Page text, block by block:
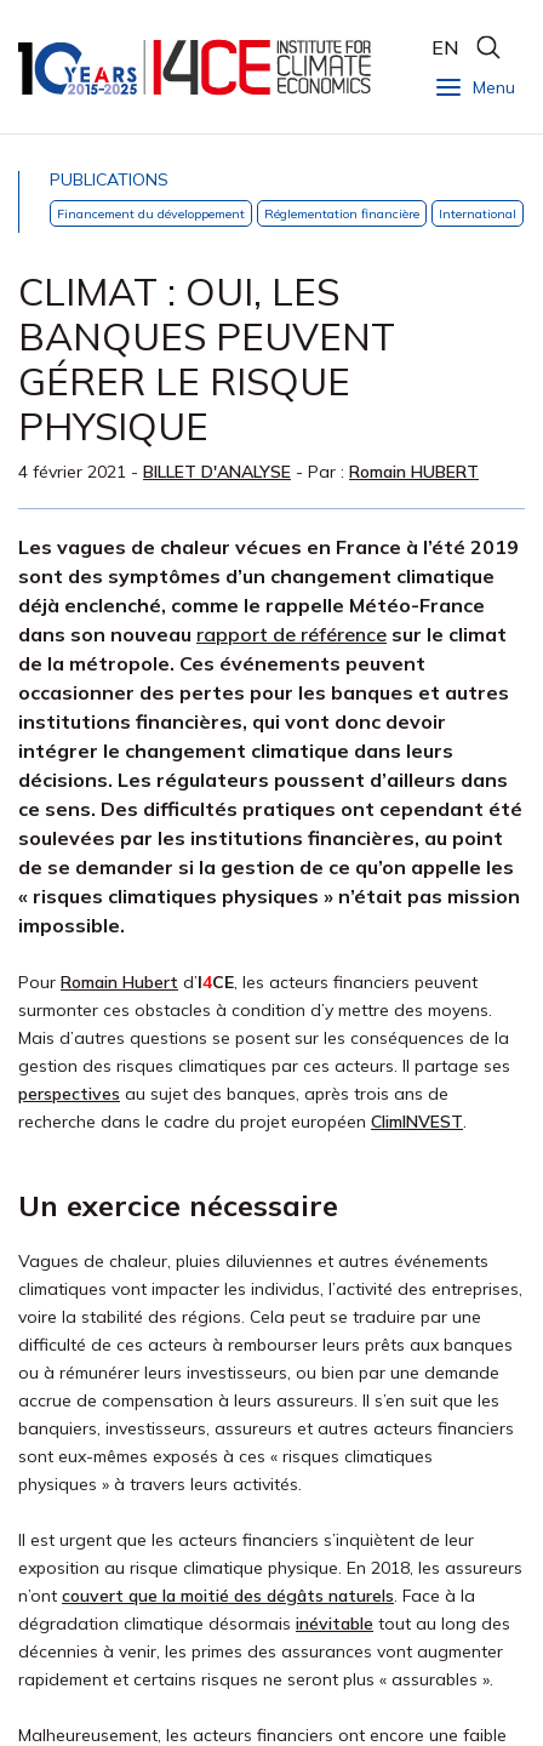
Menu
EN
PUBLICATIONS
Financement du développement Réglementation financière International
CLIMAT : OUI, LES
BANQUES PEUVENT
GÉRER LE RISQUE
PHYSIQUE
4 février 2021 - BILLET D'ANALYSE - Par : Romain HUBERT
Les vagues de chaleur vécues en France à l’été 2019
sont des symptômes d’un changement climatique
déjà enclenché, comme le rappelle Météo-France
dans son nouveau rapport de référence sur le climat
de la métropole. Ces événements peuvent
occasionner des pertes pour les banques et autres
institutions financières, qui vont donc devoir
intégrer le changement climatique dans leurs
décisions. Les régulateurs poussent d’ailleurs dans
ce sens. Des difficultés pratiques ont cependant été
soulevées par les institutions financières, au point
de se demander si la gestion de ce qu’on appelle les
« risques climatiques physiques » n’était pas mission
impossible.
Pour Romain Hubert d’I4CE, les acteurs financiers peuvent
surmonter ces obstacles à condition d’y mettre des moyens.
Mais d’autres questions se posent sur les conséquences de la
gestion des risques climatiques par ces acteurs. Il partage ses
perspectives au sujet des banques, après trois ans de
recherche dans le cadre du projet européen ClimINVEST.
Un exercice nécessaire
Vagues de chaleur, pluies diluviennes et autres événements
climatiques vont impacter les individus, l’activité des entreprises,
voire la stabilité des régions. Cela peut se traduire par une
difficulté de ces acteurs à rembourser leurs prêts aux banques
ou à rémunérer leurs investisseurs, ou bien par une demande
accrue de compensation à leurs assureurs. Il s’en suit que les
banquiers, investisseurs, assureurs et autres acteurs financiers
sont eux-mêmes exposés à ces « risques climatiques
physiques » à travers leurs activités.
Il est urgent que les acteurs financiers s’inquiètent de leur
exposition au risque climatique physique. En 2018, les assureurs
n’ont couvert que la moitié des dégâts naturels. Face à la
dégradation climatique désormais inévitable tout au long des
décennies à venir, les primes des assurances vont augmenter
rapidement et certains risques ne seront plus « assurables ».
Malheureusement, les acteurs financiers ont encore une faible